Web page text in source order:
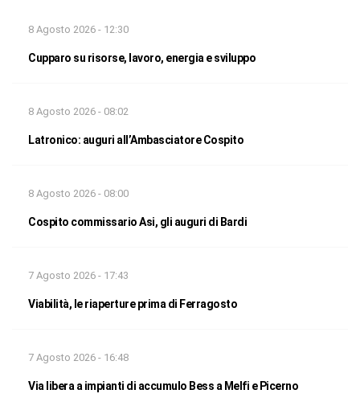
8 Agosto 2026 - 12:30
Cupparo su risorse, lavoro, energia e sviluppo
8 Agosto 2026 - 08:02
Latronico: auguri all’Ambasciatore Cospito
8 Agosto 2026 - 08:00
Cospito commissario Asi, gli auguri di Bardi
7 Agosto 2026 - 17:43
Viabilità, le riaperture prima di Ferragosto
7 Agosto 2026 - 16:48
Via libera a impianti di accumulo Bess a Melfi e Picerno